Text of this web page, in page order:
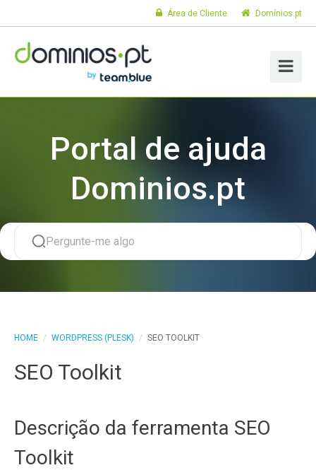
Domínios.pt
Área de Cliente
Portal de ajuda
Dominios.pt
HOME / WORDPRESS (PLESK) / SEO TOOLKIT
SEO Toolkit
Descrição da ferramenta SEO
Toolkit